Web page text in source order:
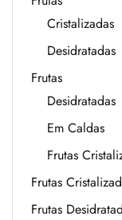
Cristalizadas
Desidratadas
Frutas
Desidratadas
Em Caldas
Frutas
Frutas
Frutas